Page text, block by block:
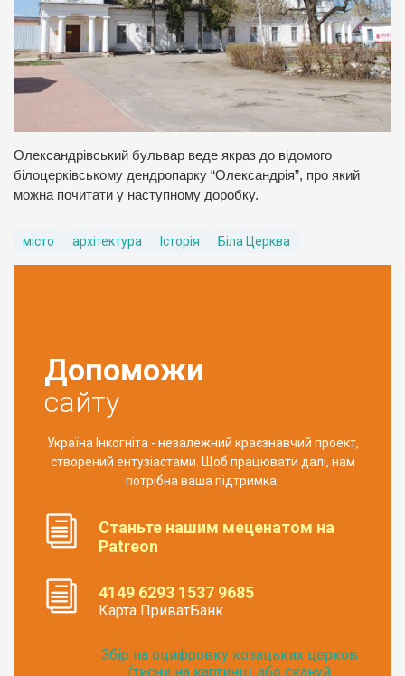
Олександрівський бульвар веде якраз до відомого
білоцерківському дендропарку “Олександрія”, про який
можна почитати у наступному доробку.
місто архітектура Історія Біла Церква
Допоможи
сайту
Україна Інкогніта - незалежний краєзнавчий проект,
створений ентузіастами. Щоб працювати далі, нам
потрібна ваша підтримка.
Станьте нашим меценатом на
Patreon
4149 6293 1537 9685
Карта ПриватБанк
Збір на оцифровку козацьких церков
(тисни на картинці, або скануй